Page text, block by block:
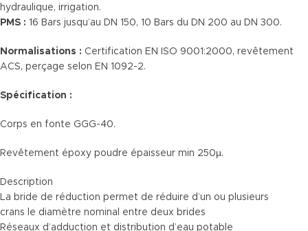
hydraulique, irrigation.
PMS : 16 Bars jusqu’au DN 150, 10 Bars du DN 200 au DN 300.
Normalisations : Certification EN ISO 9001:2000, revêtement
ACS, perçage selon EN 1092-2.
Spécification :
Corps en fonte GGG-40.
Revêtement époxy poudre épaisseur min 250µ.
Description
La bride de réduction permet de réduire d’un ou plusieurs
crans le diamètre nominal entre deux brides
Réseaux d’adduction et distribution d’eau potable